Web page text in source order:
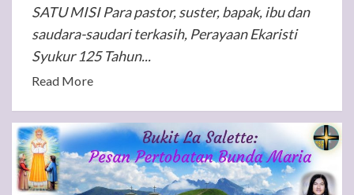
SATU MISI Para pastor, suster, bapak, ibu dan
saudara-saudari terkasih, Perayaan Ekaristi
Syukur 125 Tahun...
Read More